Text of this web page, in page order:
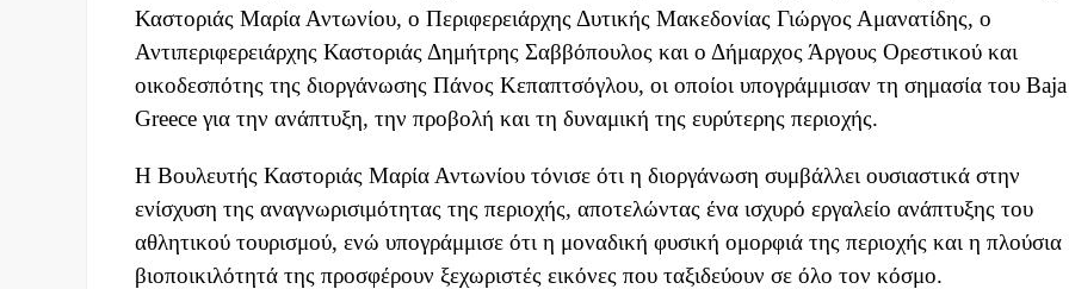
Καστοριάς Μαρία Αντωνίου, ο Περιφερειάρχης Δυτικής Μακεδονίας Γιώργος Αμανατίδης, ο
Αντιπεριφερειάρχης Καστοριάς Δημήτρης Σαββόπουλος και ο Δήμαρχος Άργους Ορεστικού και
οικοδεσπότης της διοργάνωσης Πάνος Κεπαπτσόγλου, οι οποίοι υπογράμμισαν τη σημασία του Baja
Greece για την ανάπτυξη, την προβολή και τη δυναμική της ευρύτερης περιοχής.
Η Βουλευτής Καστοριάς Μαρία Αντωνίου τόνισε ότι η διοργάνωση συμβάλλει ουσιαστικά στην
ενίσχυση της αναγνωρισιμότητας της περιοχής, αποτελώντας ένα ισχυρό εργαλείο ανάπτυξης του
αθλητικού τουρισμού, ενώ υπογράμμισε ότι η μοναδική φυσική ομορφιά της περιοχής και η πλούσια
βιοποικιλότητά της προσφέρουν ξεχωριστές εικόνες που ταξιδεύουν σε όλο τον κόσμο.